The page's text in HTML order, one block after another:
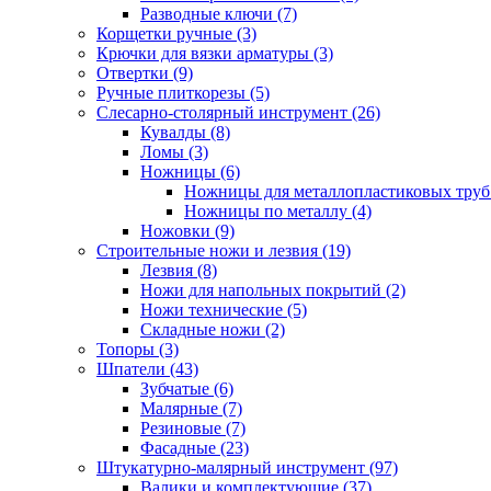
Разводные ключи (7)
Корщетки ручные (3)
Крючки для вязки арматуры (3)
Отвертки (9)
Ручные плиткорезы (5)
Слесарно-столярный инструмент (26)
Кувалды (8)
Ломы (3)
Ножницы (6)
Ножницы для металлопластиковых
Ножницы по металлу (4)
Ножовки (9)
Строительные ножи и лезвия (19)
Лезвия (8)
Ножи для напольных покрытий (2)
Ножи технические (5)
Складные ножи (2)
Топоры (3)
Шпатели (43)
Зубчатые (6)
Малярные (7)
Резиновые (7)
Фасадные (23)
Штукатурно-малярный инструмент (97)
Валики и комплектующие (37)